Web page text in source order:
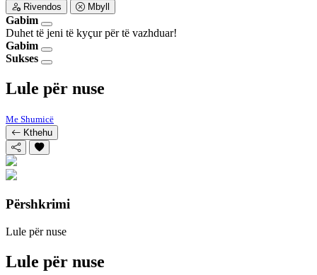
Rivendos
Mbyll
Gabim
Duhet të jeni të kyçur për të vazhduar!
Gabim
Sukses
Lule për nuse
Me Shumicë
Kthehu
Përshkrimi
Lule për nuse
Lule për nuse